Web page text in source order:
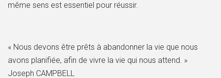
même sens est essentiel pour réussir.
« Nous devons être prêts à abandonner la vie que nous
avons planifiée, afin de vivre la vie qui nous attend. »
Joseph CAMPBELL